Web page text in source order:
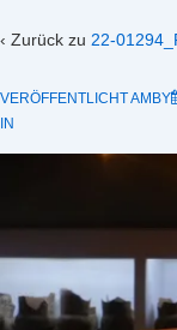
‹ Zurück zu 22-
VERÖFFENTLICHT AMBY
IN